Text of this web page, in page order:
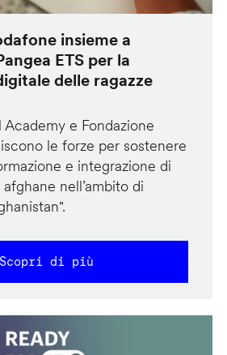
insieme a
ETS per la
delle ragazze
e Fondazione
le forze per sostenere
e integrazione di
nell’ambito di
Scopri di più